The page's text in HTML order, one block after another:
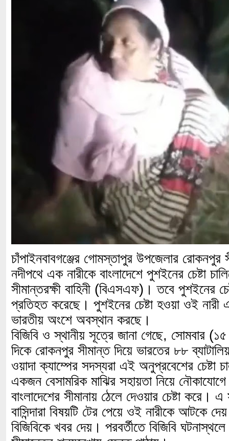
চাঁপাইনবাবগঞ্জের গোমস্তাপুর উপজেলার রোকনপুর
নদীপথে এক নারীকে বাংলাদেশে পুশইনের চেষ্টা
সীমান্তরক্ষী বাহিনী (বিএসএফ)। তবে পুশইনের
প্রতিহত করেছে। পুশইনের চেষ্টা হওয়া ওই নারী
ভারতীয় অংশে অবস্থান করছে।
বিজিবি ও স্থানীয় সূত্রে জানা গেছে, সোমবার
দিকে রোকনপুর সীমান্ত দিয়ে ভারতের ৮৮
ওয়াদা ক্যাম্পের সদস্যরা এই অনুপ্রবেশের চেষ্টা
একজন বেসামরিক মাঝির সহায়তা নিয়ে
বাংলাদেশের সীমানায় ঠেলে দেওয়ার চেষ্টা করে।
বাসিন্দারা বিষয়টি টের পেয়ে ওই নারীকে আটকে
বিজিবিকে খবর দেয়। পরবর্তীতে বিজিবি